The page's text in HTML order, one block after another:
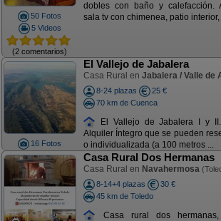
50 Fotos
5 Videos
(2 comentarios)
dobles con baño y calefacción.
sala tv con chimenea, patio interior,
16 Fotos
El Vallejo de Jabalera
Casa Rural en Jabalera / Valle de
8-24 plazas
25 €
70 km de Cuenca
El Vallejo de Jabalera I y
Alquiler Íntegro que se pueden
o individualizada (a 100 metros ...
Casa Rural Dos Hermanas
Casa Rural en Navahermosa
8-14+4 plazas
30 €
45 km de Toledo
Casa rural dos